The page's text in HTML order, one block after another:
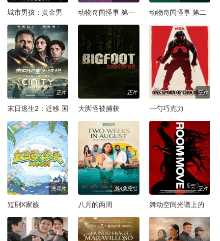
城市男孩：黄金男
孩
动物奇闻怪事 第一
季
动物奇闻怪事 第二
季
正片
末日逃生2：迁移 国
语版
正片
大脚怪被捕获
正片
一勺巧克力
先导片
短剧X家族
第8集完结
八月的两周
正片
舞动空间光谱上的
舞蹈家